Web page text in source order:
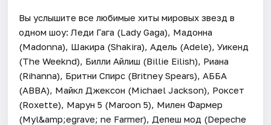
Вы услышите все любимые хиты мировых звезд в
одном шоу: Леди Гага (Lady Gaga), Мадонна
(Madonna), Шакира (Shakira), Адель (Adele), Уикенд
(The Weeknd), Билли Айлиш (Billie Eilish), Риана
(Rihanna), Бритни Спирс (Britney Spears), АББА
(ABBA), Майкл Джексон (Michael Jackson), Роксет
(Roxette), Марун 5 (Maroon 5), Милен Фармер
(Myl&amp;egrave; ne Farmer), Депеш мод (Depeche